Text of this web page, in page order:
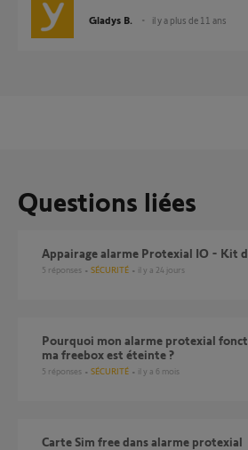
Gladys B. il y a plus de 11 ans
Questions liées
Appairage alarme Protexial IO - Kit
5 réponses SÉCURITÉ il y a 24 jours
Pourquoi mon alarme protexial fonctionne mieux lorsque
ma freebox est éteinte ?
5 réponses SÉCURITÉ il y a 6 mois
Carte Sim free dans alarme protexial